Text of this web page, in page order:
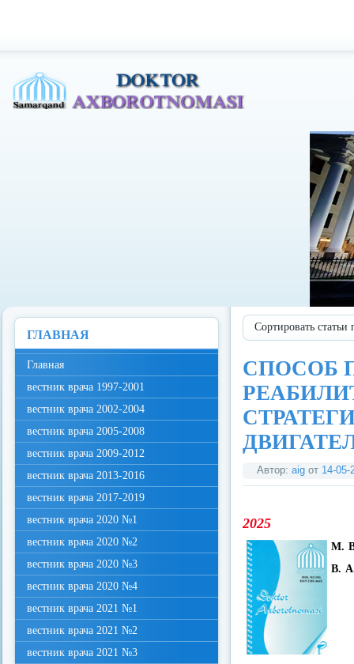
Сортировать
СПОСОБ
Автор: aig от 14-05-
2025
М.
В.
ГЛАВНАЯ
Главная
вестник врача 1997-2001
вестник врача 2002-2004
вестник врача 2005-2008
вестник врача 2009-2012
вестник врача 2013-2016
вестник врача 2017-2019
вестник врача 2020 №1
вестник врача 2020 №2
вестник врача 2020 №3
вестник врача 2020 №4
вестник врача 2021 №1
вестник врача 2021 №2
вестник врача 2021 №3